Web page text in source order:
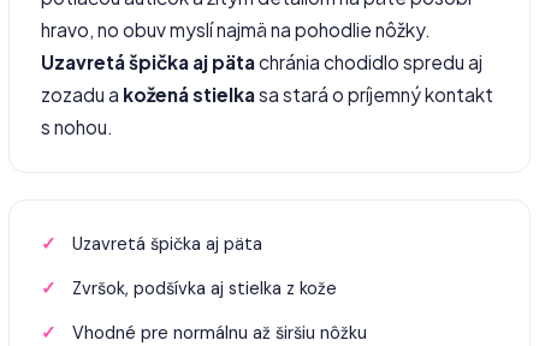
hravo, no obuv myslí najmä na pohodlie nôžky.
Uzavretá špička aj pätachránia chodidlo spredu aj
zozadu a kožená stielkasa stará o príjemný kontakt
s nohou.
Uzavretá špička aj päta
Zvršok, podšívka aj stielka z kože
Vhodné pre normálnu až širšiu nôžku